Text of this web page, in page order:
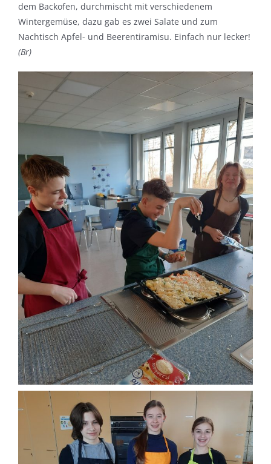
dem Backofen, durchmischt mit verschiedenem
Wintergemüse, dazu gab es zwei Salate und zum
Nachtisch Apfel- und Beerentiramisu. Einfach nur lecker!
(Br)